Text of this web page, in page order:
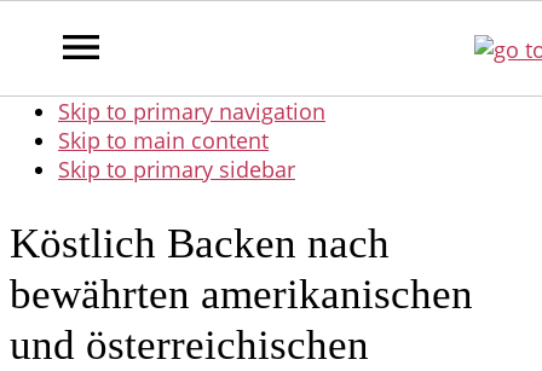
Skip to primary navigation
Skip to main content
Skip to primary sidebar
Köstlich Backen nach
bewährten amerikanischen
und österreichischen